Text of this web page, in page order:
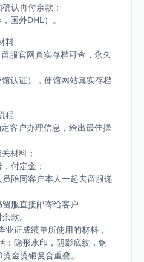
认再付余款；
国外DHL）。
料
服官网真实存档可查，永久
认证），使馆网站真实存档
程
客户办理信息，给出最佳操
材料；
付定金；
陪同客户本人一起去留服递
服直接邮寄给客户
款。
证成绩单所使用的材料，
：隐形水印，阴影底纹，钢
金烫银复合重叠。